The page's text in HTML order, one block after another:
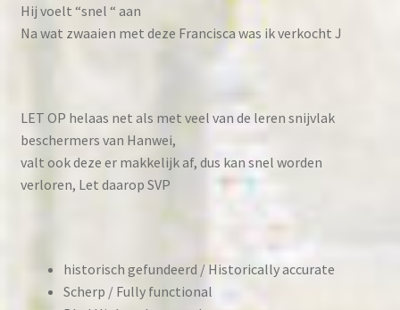
Hij voelt “snel “ aan
Na wat zwaaien met deze Francisca was ik verkocht J
LET OP helaas net als met veel van de leren snijvlak
beschermers van Hanwei,
valt ook deze er makkelijk af, dus kan snel worden
verloren, Let daarop SVP
historisch gefundeerd / Historically accurate
Scherp / Fully functional